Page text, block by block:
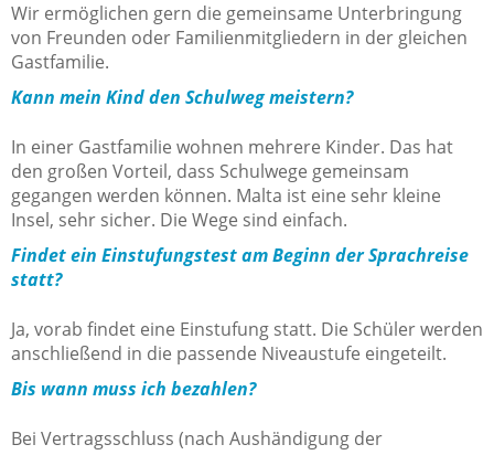
Wir ermöglichen gern die gemeinsame Unterbringung
von Freunden oder Familienmitgliedern in der gleichen
Gastfamilie.
Kann mein Kind den Schulweg meistern?
In einer Gastfamilie wohnen mehrere Kinder. Das hat
den großen Vorteil, dass Schulwege gemeinsam
gegangen werden können. Malta ist eine sehr kleine
Insel, sehr sicher. Die Wege sind einfach.
Findet ein Einstufungstest am Beginn der Sprachreise
statt?
Ja, vorab findet eine Einstufung statt. Die Schüler werden
anschließend in die passende Niveaustufe eingeteilt.
Bis wann muss ich bezahlen?
Bei Vertragsschluss (nach Aushändigung der